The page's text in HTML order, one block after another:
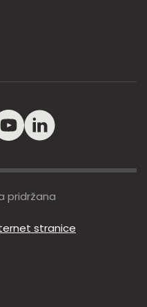
pridržana
stranice